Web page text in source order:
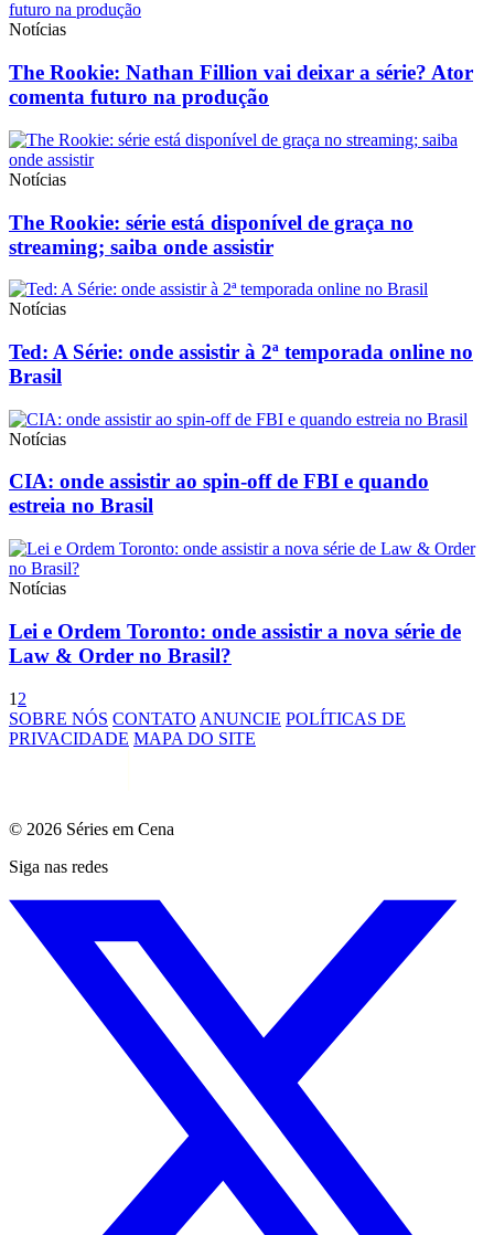
Notícias
The Rookie: Nathan Fillion vai deixar a série? Ator
comenta futuro na produção
Notícias
The Rookie: série está disponível de graça no
streaming; saiba onde assistir
Notícias
Ted: A Série: onde assistir à 2ª temporada online no
Brasil
Notícias
CIA: onde assistir ao spin-off de FBI e quando
estreia no Brasil
Notícias
Lei e Ordem Toronto: onde assistir a nova série de
Law & Order no Brasil?
1 2
SOBRE NÓS CONTATO ANUNCIE POLÍTICAS DE
PRIVACIDADE MAPA DO SITE
© 2026 Séries em Cena
Siga nas redes